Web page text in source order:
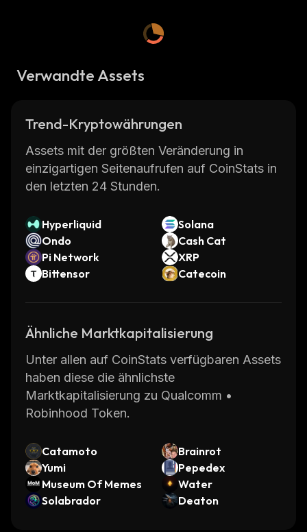
Verwandte Assets
Trend-Kryptowährungen
Assets mit der größten Veränderung in
einzigartigen Seitenaufrufen auf CoinStats in
den letzten 24 Stunden.
Hyperliquid
Solana
Ondo
Cash Cat
Pi Network
XRP
Bittensor
Catecoin
Ähnliche Marktkapitalisierung
Unter allen auf CoinStats verfügbaren Assets
haben diese die ähnlichste
Marktkapitalisierung zu Qualcomm •
Robinhood Token.
Catamoto
Brainrot
Yumi
Pepedex
Museum Of Memes
Water
Solabrador
Deaton